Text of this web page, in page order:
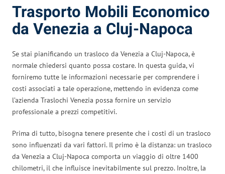
Trasporto Mobili Economico
da Venezia a Cluj-Napoca
Se stai pianificando un trasloco da Venezia a Cluj-Napoca, è
normale chiedersi quanto possa costare. In questa guida, vi
forniremo tutte le informazioni necessarie per comprendere i
costi associati a tale operazione, mettendo in evidenza come
l’azienda Traslochi Venezia possa fornire un servizio
professionale a prezzi competitivi.
Prima di tutto, bisogna tenere presente che i costi di un trasloco
sono influenzati da vari fattori. Il primo è la distanza: un trasloco
da Venezia a Cluj-Napoca comporta un viaggio di oltre 1400
chilometri, il che influisce inevitabilmente sul prezzo. Inoltre, la